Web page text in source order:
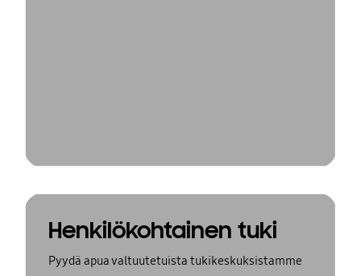
Henkilökohtainen tuki
Pyydä apua valtuutetuista tukikeskuksistamme